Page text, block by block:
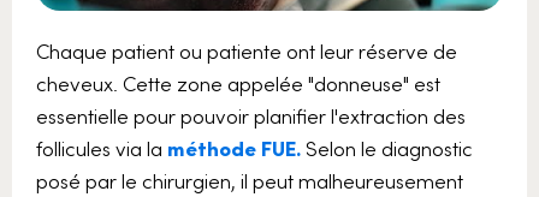
Chaque patient ou patiente ont leur réserve de
cheveux. Cette zone appelée "donneuse" est
essentielle pour pouvoir planifier l'extraction des
follicules via la méthode FUE. Selon le diagnostic
posé par le chirurgien, il peut malheureusement